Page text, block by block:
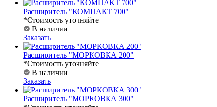
Расширитель "КОМПАКТ 700"
*Стоимость уточняйте
В наличии
Заказать
Расширитель "МОРКОВКА 200"
*Стоимость уточняйте
В наличии
Заказать
Расширитель "МОРКОВКА 300"